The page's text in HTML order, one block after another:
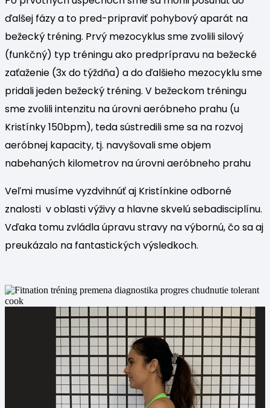
ďalšej fázy a to pred-pripraviť pohybový aparát na
bežecký tréning. Prvý mezocyklus sme zvolili silový
(funkčný) typ tréningu ako predprípravu na bežecké
zaťaženie (3x do týždňa) a do ďalšieho mezocyklu sme
pridali jeden bežecký tréning. V bežeckom tréningu
sme zvolili intenzitu na úrovni aeróbneho prahu (u
Kristínky 150bpm), teda sústredili sme sa na rozvoj
aeróbnej kapacity, tj. navyšovali sme objem
nabehaných kilometrov na úrovni aeróbneho prahu
Veľmi musíme vyzdvihnúť aj Kristínkine odborné
znalosti v oblasti výživy a hlavne skvelú sebadisciplínu.
Vďaka tomu zvládla úpravu stravy na výbornú, čo sa aj
preukázalo na fantastických výsledkoch.